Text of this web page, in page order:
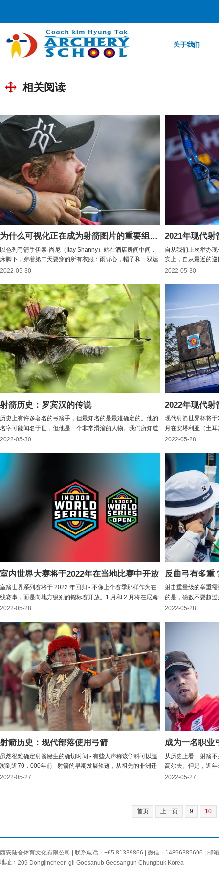
关于我们
相关阅读
为什么可视化正在成为射箭图片的重要组成部分
以色列弓箭手伊泰·尚尼（Itay Shanny）站在酒店房间中间，
床脚下，穿着第二天要穿的所有衣服：雨背心，帽子和一双运
动鞋，脚上系着自信的鞋带。在他的脑海里，有一个领域。有
雨。“竞争中的一切，”Shanny说，“都会是一样的。精英...
2022-05-30
2021年现代射
自从我们上次举办
实上，自从最近的
只有18个月的时间
2022-05-30
射箭历史：罗宾汉的传说
历史上有许多著名的弓箭手，但最知名的是最难确定的。他的
名字可能闻名于世，但他是一个非常滑溜的人物。我们所知道
的罗宾汉 - 从民间传说，书籍，电影等等 - 总是穿着“林肯
2022-05-30
2022年现代射
现代射箭世界杯将
月在安塔利亚（土
德林（哥伦比亚）
开始前进行调整。
2022-05-28
室内世界大赛将于2022年在当地比赛中开放
室箭世界系列赛将于 2022 年回归 - 不像上个赛季那样作为在
线赛事，而是向地方级别的锦标赛开放。1 月和 2 月将在尼姆
和拉斯维加斯举行传统的主要赛段，其结果将计入室箭世界系
维加斯举行。但本赛季，任何...
2022-05-28
反曲弓有多重
射击重量级的举重
的是，磅数不要超
最常问的问题之一
2022-05-28
射箭历史：现代部落使用弓箭
虽然很难确定射箭诞生的确切时间 - 有些人声称该学科可以追
溯到近70，000年前 - 射箭的早期发展轨迹，从祖先的非洲迁
移到世界其他地区，是清楚的。作为人类第一项在千年中得到
2022-05-27
成为一名职业
从历史上看，射箭
高尔夫。但是，近
标赛巡回赛上代表
2022-05-27
首页 上一页 9 10
西安陆合体育文化有限公司 | 联系电话：+65 81339866 | 微信：14896385696 | 邮
地址： 209 Dongjincheon gil Goesanub Geosangun Chungbuk Korea